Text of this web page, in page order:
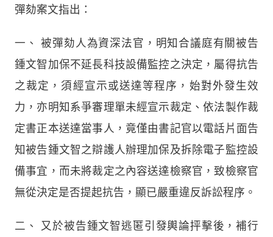
彈劾案文指出：
一 、
被彈劾人為資深法官，明知合議庭有關被告
鍾文智加保不延長科技設備監控之決定，屬得抗告
之裁定，須經宣示或送達等程序，始對外發生效
力，亦明知系爭審理單未經宣示裁定、依法製作裁
定書正本送達當事人，竟僅由書記官以電話片面告
知被告鍾文智之辯護人辦理加保及拆除電子監控設
備事宜，而未將裁定之內容送達檢察官，致檢察官
無從決定是否提起抗告，顯已嚴重違反訴訟程序。
二、
又於被告鍾文智逃匿引發輿論抨擊後，補行